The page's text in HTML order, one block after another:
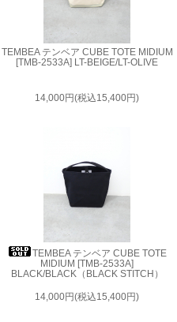
TEMBEA テンベア CUBE TOTE MIDIUM
[TMB-2533A] LT-BEIGE/LT-OLIVE
14,000円(税込15,400円)
TEMBEA テンベア CUBE TOTE
MIDIUM [TMB-2533A]
BLACK/BLACK（BLACK STITCH）
14,000円(税込15,400円)